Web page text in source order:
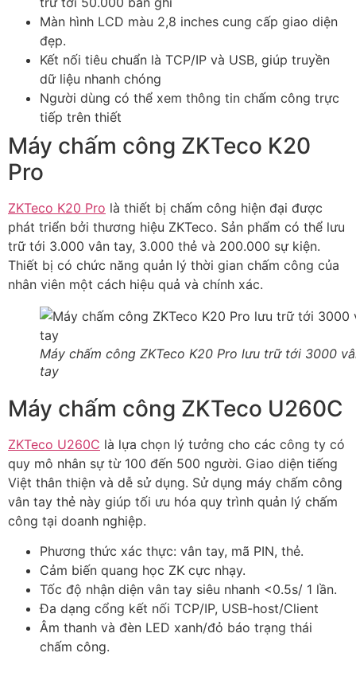
Màn hình LCD màu 2,8 inches cung cấp giao diện
đẹp.
Kết nối tiêu chuẩn là TCP/IP và USB, giúp truyền
dữ liệu nhanh chóng
Người dùng có thể xem thông tin chấm công trực
tiếp trên thiết
Máy chấm công ZKTeco K20
Pro
ZKTeco K20 Pro là thiết bị chấm công hiện đại được
phát triển bởi thương hiệu ZKTeco. Sản phẩm có thể lưu
trữ tới 3.000 vân tay, 3.000 thẻ và 200.000 sự kiện.
Thiết bị có chức năng quản lý thời gian chấm công của
nhân viên một cách hiệu quả và chính xác.
Máy chấm công ZKTeco K20 Pro lưu trữ tới 3000
tay
Máy chấm công ZKTeco U260C
ZKTeco U260C là lựa chọn lý tưởng cho các công ty có
quy mô nhân sự từ 100 đến 500 người. Giao diện tiếng
Việt thân thiện và dễ sử dụng. Sử dụng máy chấm công
vân tay thẻ này giúp tối ưu hóa quy trình quản lý chấm
công tại doanh nghiệp.
Phương thức xác thực: vân tay, mã PIN, thẻ.
Cảm biến quang học ZK cực nhạy.
Tốc độ nhận diện vân tay siêu nhanh <0.5s/ 1 lần.
Đa dạng cổng kết nối TCP/IP, USB-host/Client
Âm thanh và đèn LED xanh/đỏ báo trạng thái
chấm công.